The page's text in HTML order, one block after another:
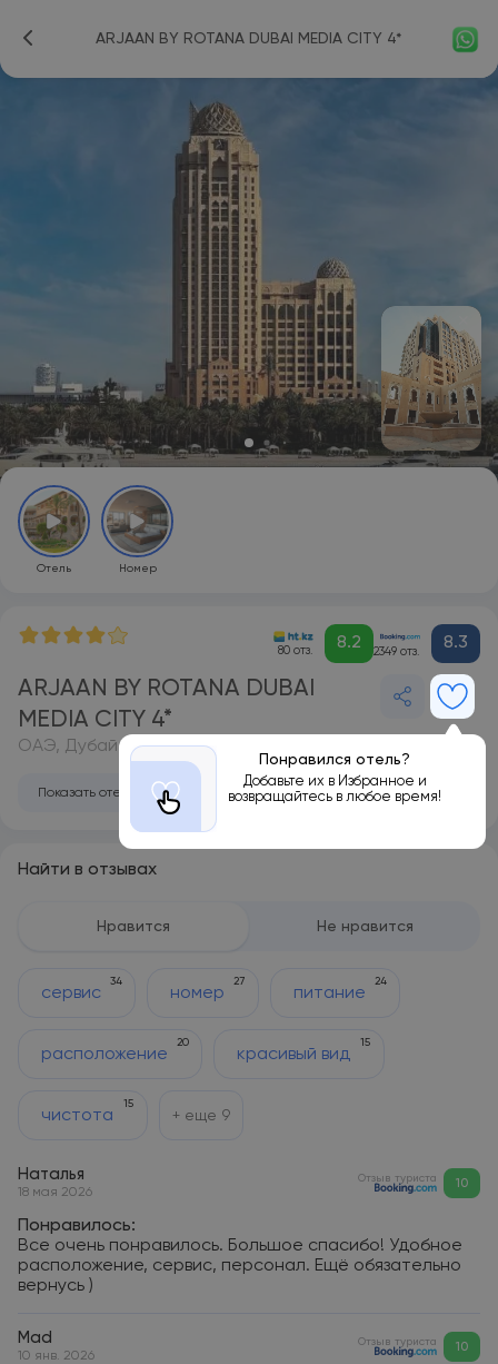
ARJAAN BY ROTANA DUBAI MEDIA CITY 4*
Отель Номер
80 отз. 8.2 2349 отз. 8.3
ARJAAN BY ROTANA DUBAI
MEDIA CITY 4*
Понравился отель?
Добавьте их в Избранное и
возвращайтесь в любое время!
ОАЭ, Дубай
Показать отель на карте
Найти в отзывах
Нравится Не нравится
сервис
34
номер
27
питание
24
расположение
20
красивый вид
15
чистота
15
+ еще 9
Наталья
18 мая 2026
Отзыв туриста 10
Понравилось:
Все очень понравилось. Большое спасибо! Удобное
расположение, сервис, персонал. Ещё обязательно
вернусь )
Mad
10 янв. 2026
Отзыв туриста 10